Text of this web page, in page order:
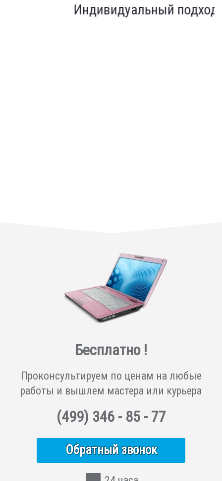
Бесплатно !
Проконсультируем по ценам на любые
работы и вышлем мастера или курьера
(499) 346 - 85 - 77
Обратный звонок